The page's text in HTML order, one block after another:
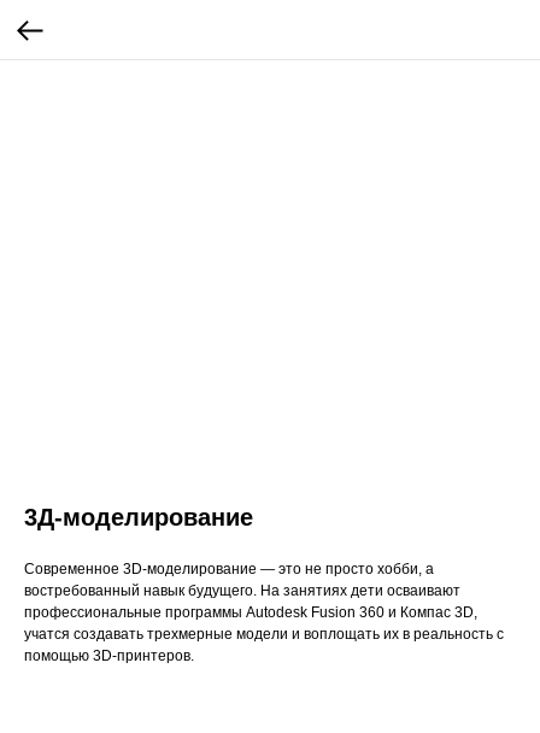
3Д-моделирование
Современное 3D-моделирование — это не просто хобби, а
востребованный навык будущего. На занятиях дети осваивают
профессиональные программы Autodesk Fusion 360 и Компас 3D,
учатся создавать трехмерные модели и воплощать их в реальность с
помощью 3D-принтеров.